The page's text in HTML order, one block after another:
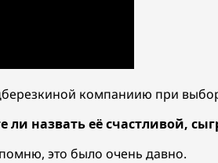
компаниию при
назвать её счастливой,
это было очень давно.